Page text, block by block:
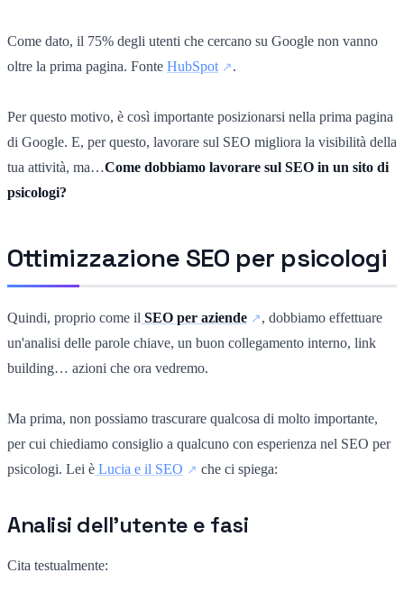
Come dato, il 75% degli utenti che cercano su Google non vanno
oltre la prima pagina. Fonte HubSpot .
Per questo motivo, è così importante posizionarsi nella prima pagina
di Google. E, per questo, lavorare sul SEO migliora la visibilità della
tua attività, ma…Come dobbiamo lavorare sul SEO in un sito di
psicologi?
Ottimizzazione SEO per psicologi
Quindi, proprio come il SEO per aziende
, dobbiamo effettuare
un'analisi delle parole chiave, un buon collegamento interno, link
building… azioni che ora vedremo.
Ma prima, non possiamo trascurare qualcosa di molto importante,
per cui chiediamo consiglio a qualcuno con esperienza nel SEO per
psicologi. Lei è Lucia e il SEO che ci spiega:
Analisi dell'utente e fasi
Cita testualmente: